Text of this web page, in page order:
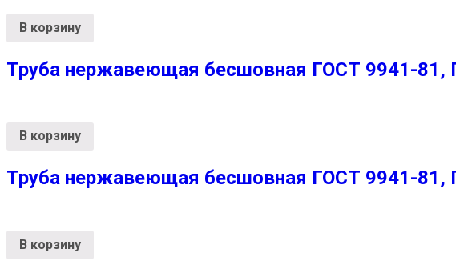
В корзину
Труба нержавеющая бесшовная ГОСТ 9941-
В корзину
Труба нержавеющая бесшовная ГОСТ 9941-
В корзину